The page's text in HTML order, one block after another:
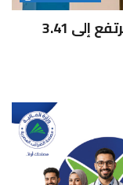
احتياطيات النقد الأجنبي في الصين ترتفع إلى 3.41